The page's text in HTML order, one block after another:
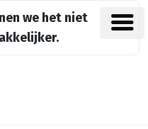
we het niet